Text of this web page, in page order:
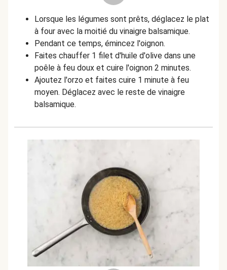
Lorsque les légumes sont prêts, déglacez le plat
à four avec la moitié du vinaigre balsamique.
Pendant ce temps, émincez l'oignon.
Faites chauffer 1 filet d'huile d'olive dans une
poêle à feu doux et cuire l'oignon 2 minutes.
Ajoutez l'orzo et faites cuire 1 minute à feu
moyen. Déglacez avec le reste de vinaigre
balsamique.